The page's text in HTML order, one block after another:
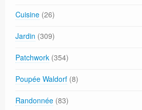
Cuisine (26)
Jardin (309)
Patchwork (354)
Poupée Waldorf (8)
Randonnée (83)